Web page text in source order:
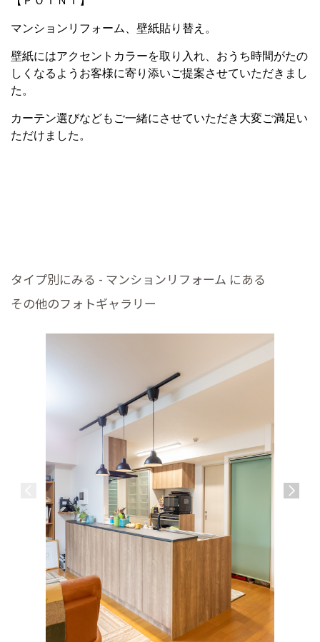
マンションリフォーム、壁紙貼り替え。
壁紙にはアクセントカラーを取り入れ、おうち時間がたの
しくなるようお客様に寄り添いご提案させていただきまし
た。
カーテン選びなどもご一緒にさせていただき大変ご満足い
ただけました。
タイプ別にみる - マンションリフォーム にある
その他のフォトギャラリー